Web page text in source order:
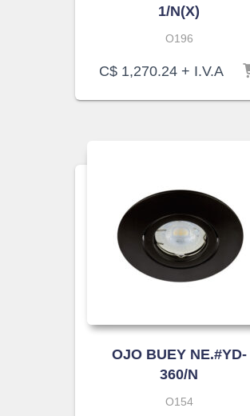
1/N(X)
O196
C$ 1,270.24 + I.V.A
OJO BUEY NE.#YD-
360/N
O154